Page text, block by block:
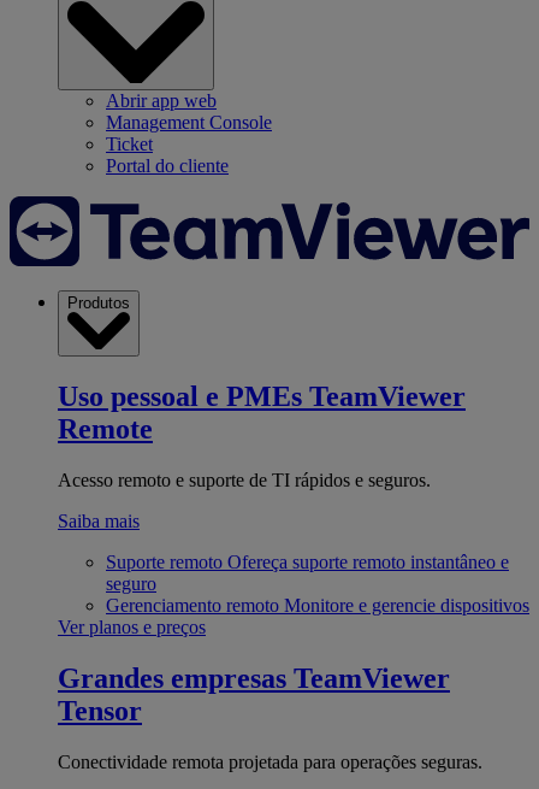
Abrir app web
Management Console
Ticket
Portal do cliente
Produtos
Uso pessoal e PMEs TeamViewer
Remote
Acesso remoto e suporte de TI rápidos e seguros.
Saiba mais
Suporte remoto Ofereça suporte remoto instantâneo e
seguro
Gerenciamento remoto Monitore e gerencie dispositivos
Ver planos e preços
Grandes empresas TeamViewer
Tensor
Conectividade remota projetada para operações seguras.